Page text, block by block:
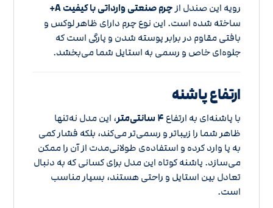
رویه این صندل از چرم صنعتی وارداتی با کیفیت A+
ساخته شده است. این نوع چرم دارای ظاهر لوکس و
بافتی مقاوم در برابر پوسته شدن و پارگی است که
جلوه‌ای خاص و رسمی به استایل شما می‌بخشد.
ارتفاع پاشنه
با پاشنه‌ای به ارتفاع ۴ سانتی‌متر
، این مدل نه‌تنها
ظاهر شما را زیباتر و رسمی‌تر می‌کند، بلکه فشار کمی
به پا وارد کرده و استفاده‌ی طولانی‌مدت از آن را ممکن
می‌سازد. پاشنه کوتاه این مدل برای کسانی که به دنبال
تعادل بین استایل و راحتی هستند، بسیار مناسب
است.